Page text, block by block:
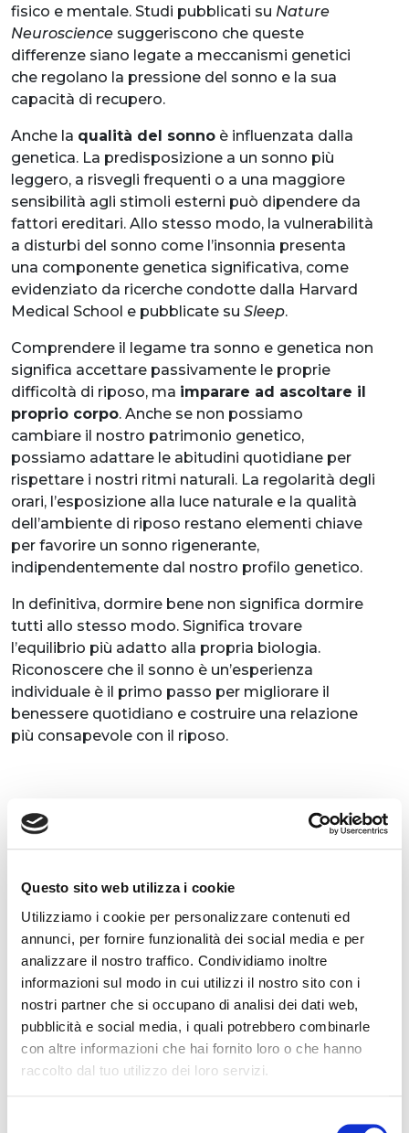
Questo sito web utilizza i cookie
Utilizziamo i cookie per personalizzare contenuti ed
annunci, per fornire funzionalità dei social media e per
analizzare il nostro traffico. Condividiamo inoltre
informazioni sul modo in cui utilizzi il nostro sito con i
nostri partner che si occupano di analisi dei dati web,
pubblicità e social media, i quali potrebbero combinarle
con altre informazioni che hai fornito loro o che hanno
raccolto dal tuo utilizzo dei loro servizi.
fisico e mentale. Studi pubblicati su Nature
Neuroscience suggeriscono che queste
differenze siano legate a meccanismi genetici
che regolano la pressione del sonno e la sua
capacità di recupero.
Anche la qualità del sonno è influenzata dalla
genetica. La predisposizione a un sonno più
leggero, a risvegli frequenti o a una maggiore
sensibilità agli stimoli esterni può dipendere da
fattori ereditari. Allo stesso modo, la vulnerabilità
a disturbi del sonno come l’insonnia presenta
una componente genetica significativa, come
evidenziato da ricerche condotte dalla Harvard
Medical School e pubblicate su Sleep.
Comprendere il legame tra sonno e genetica non
significa accettare passivamente le proprie
difficoltà di riposo, ma imparare ad ascoltare il
proprio corpo. Anche se non possiamo
cambiare il nostro patrimonio genetico,
possiamo adattare le abitudini quotidiane per
rispettare i nostri ritmi naturali. La regolarità degli
orari, l’esposizione alla luce naturale e la qualità
dell’ambiente di riposo restano elementi chiave
per favorire un sonno rigenerante,
indipendentemente dal nostro profilo genetico.
In definitiva, dormire bene non significa dormire
tutti allo stesso modo. Significa trovare
l’equilibrio più adatto alla propria biologia.
Riconoscere che il sonno è un’esperienza
individuale è il primo passo per migliorare il
benessere quotidiano e costruire una relazione
più consapevole con il riposo.
ARTICOLI CORRELATI